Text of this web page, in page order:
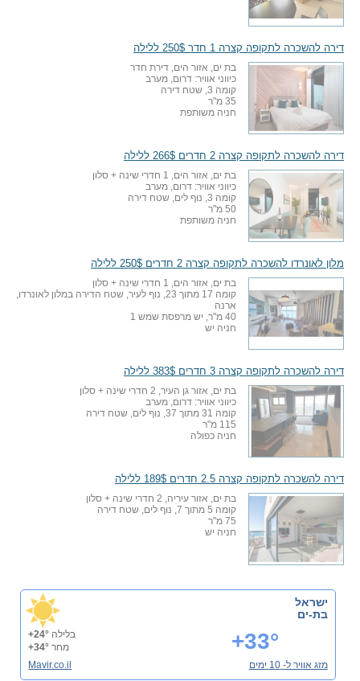
דירה להשכרה לתקופה קצרה 1 חדר 250$ ללילה
בת ים, אזור הים, דירת חדר
כיווני אוויר: דרום, מערב
קומה 3, שטח דירה
35 מ"ר
חניה משותפת
דירה להשכרה לתקופה קצרה 2 חדרים 266$ ללילה
בת ים, אזור הים, 1 חדרי שינה + סלון
כיווני אוויר: דרום, מערב
קומה 3, נוף לים, שטח דירה
50 מ"ר
חניה משותפת
מלון לאונרדו להשכרה לתקופה קצרה 2 חדרים 250$ ללילה
בת ים, אזור הים, 1 חדרי שינה + סלון
קומה 17 מתוך 23, נוף לעיר, שטח הדירה במלון לאונרדו,
ארנה
40 מ"ר, יש מרפסת שמש 1
חניה יש
דירה להשכרה לתקופה קצרה 3 חדרים 383$ ללילה
בת ים, אזור גן העיר, 2 חדרי שינה + סלון
כיווני אוויר: דרום, מערב
קומה 31 מתוך 37, נוף לים, שטח דירה
115 מ"ר
חניה כפולה
דירה להשכרה לתקופה קצרה 2.5 חדרים 189$ ללילה
בת ים, אזור עיריה, 2 חדרי שינה + סלון
קומה 5 מתוך 7, נוף לים, שטח דירה
75 מ"ר
חניה יש
ישראל
בת-ים
+33° בלילה +24°
מחר +34°
מזג אוויר ל- 10 ימים
Mavir.co.il